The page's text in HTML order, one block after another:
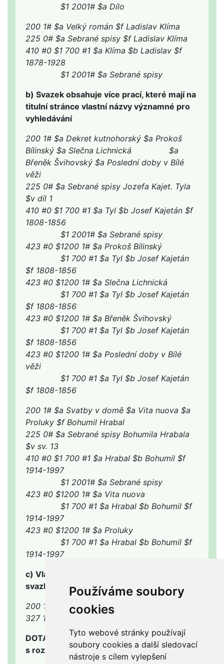
Používáme soubory
cookies
Tyto webové stránky používají
soubory cookies a další sledovací
nástroje s cílem vylepšení
$1 2001# $a Dílo
200 1# $a Velký román $f Ladislav Klíma
225 0# $a Sebrané spisy $f Ladislav Klíma
410 #0 $1 700 #1 $a Klíma $b Ladislav $f
1878-1928
$1 2001# $a Sebrané spisy
b) Svazek obsahuje více prací, které mají na
titulní stránce vlastní názvy významné pro
vyhledávání
200 1# $a Dekret kutnohorský $a Prokoš
Bílinský $a Slečna Lichnická $a
Břeněk Švihovský $a Poslední doby v Bílé
věži
225 0# $a Sebrané spisy Jozefa Kajet. Tyla
$v díl 1
410 #0 $1 700 #1 $a Tyl $b Josef Kajetán $f
1808-1856
$1 2001# $a Sebrané spisy
423 #0 $1200 1# $a Prokoš Bílinský
$1 700 #1 $a Tyl $b Josef Kajetán
$f 1808-1856
423 #0 $1200 1# $a Slečna Lichnická
$1 700 #1 $a Tyl $b Josef Kajetán
$f 1808-1856
423 #0 $1200 1# $a Břeněk Švihovský
$1 700 #1 $a Tyl $b Josef Kajetán
$f 1808-1856
423 #0 $1200 1# $a Poslední doby v Bílé
věži
$1 700 #1 $a Tyl $b Josef Kajetán
$f 1808-1856
200 1# $a Svatby v domě $a Vita nuova $a
Proluky $f Bohumil Hrabal
225 0# $a Sebrané spisy Bohumila Hrabala
$v sv. 13
410 #0 $1 700 #1 $a Hrabal $b Bohumil $f
1914-1997
$1 2001# $a Sebrané spisy
423 #0 $1200 1# $a Vita nuova
$1 700 #1 $a Hrabal $b Bohumil $f
1914-1997
423 #0 $1200 1# $a Proluky
$1 700 #1 $a Hrabal $b Bohumil $f
1914-1997
c) Vlastní název svazku chybí nebo názvy
svazků nejsou významné pro vyhledávání
200 1# $aSebrané spisy$fV.I. Lenin
327 1# $a sv. 1. 1955. 220 s.
DOTAZ OPRAVEN v červnu 2009 v souladu
s rozhodnutím PS